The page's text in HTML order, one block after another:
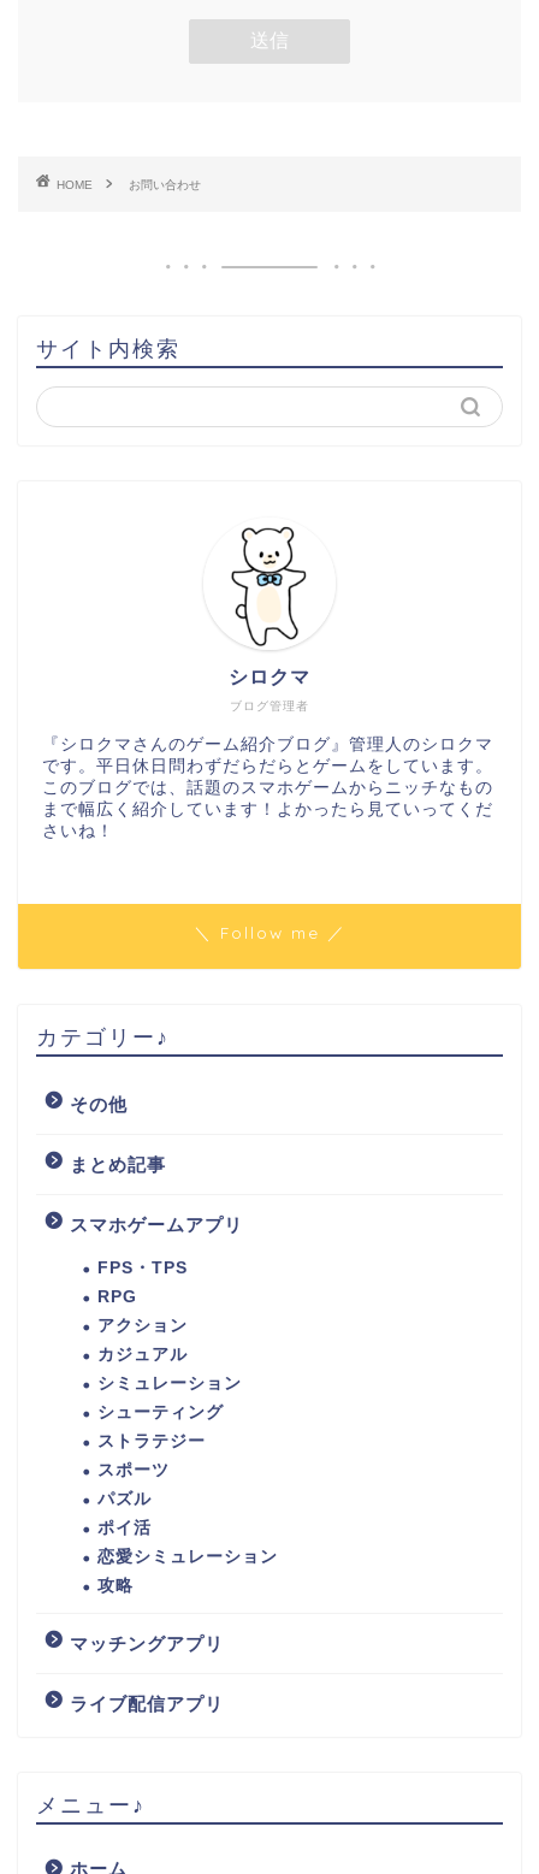
HOME お問い合わせ
サイト内検索
ブログ管理者
シロクマ
『シロクマさんのゲーム紹介ブログ』管理人のシロクマ
です。平日休日問わずだらだらとゲームをしています。
このブログでは、話題のスマホゲームからニッチなもの
まで幅広く紹介しています！よかったら見ていってくだ
さいね！
＼ Follow me ／
カテゴリー♪
その他
まとめ記事
スマホゲームアプリ
FPS・TPS
RPG
アクション
カジュアル
シミュレーション
シューティング
ストラテジー
スポーツ
パズル
ポイ活
恋愛シミュレーション
攻略
マッチングアプリ
ライブ配信アプリ
メニュー♪
ホーム